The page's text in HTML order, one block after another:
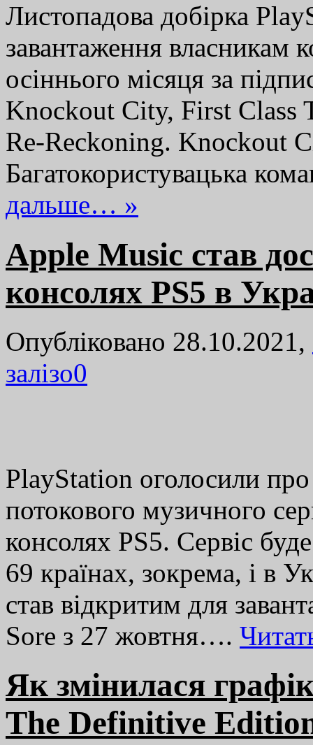
Листопадова добірка
завантаження власникам
осіннього місяця за
Knockout City, First Class
Re-Reckoning. Knockout
Багатокористувацька
дальше… »
Apple Music став
консолях PS5 в
Опубліковано 28.10.2021,
залізо0
PlayStation оголосили
потокового музичного
консолях PS5. Сервіс
69 країнах, зокрема, і в
став відкритим для
Sore з 27 жовтня….
Як змінилася
The Definitive